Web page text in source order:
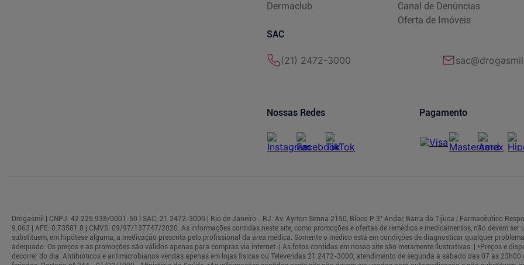
Dermaclub
Canal de Denúncias
Oferta de Imóveis
SAC
(21) 2472-3000
Nossas Redes Pagamento
Drogasmil | CNPJ: 42.225.938/0001-50 l SAC: 21 2472-3000 | Rio de Janeiro - RJ: Av. Ayrton Senna 2150, Bloco P 3° Andar, Barra da Tijuca | Farmacêutico
9.063 | AFE: 0.73581.8 | CMVS: 09/97/137747/2020. As informações contidas neste site, como promoções e ofertas de remédios e medicamentos, não devem
substituem, em hipótese alguma, a medicação prescrita pelo profissional da área médica. Somente o médico está em condições de diagnosticar qualquer
adequado. Os preços e as promoções são válidos apenas para compras via internet. | As fotos contidas em nosso site são meramente ilustrativas. | *Preços e
decorrer do dia. Antibióticos e antimicrobianos vendas apenas em lojas físicas ou Televendas 21 2472-3000, atendimento de segunda à sábado das 07 às 23h00